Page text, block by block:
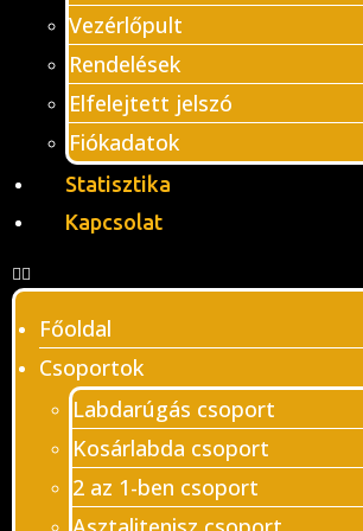
Vezérlőpult
Rendelések
Elfelejtett jelszó
Fiókadatok
Statisztika
Kapcsolat
Főoldal
Csoportok
Labdarúgás csoport
Kosárlabda csoport
2 az 1-ben csoport